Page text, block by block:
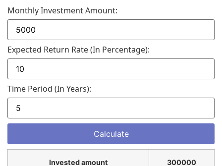
Monthly Investment Amount:
Expected Return Rate (in Percentage):
Time Period (in Years):
Invested amount 300000